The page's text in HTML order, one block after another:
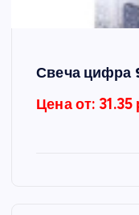
Свеча цифра
Цена от: 31.35